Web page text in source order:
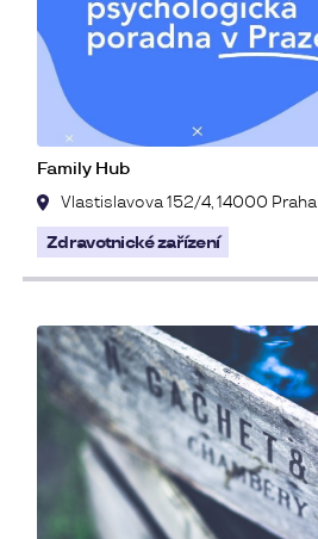
Family Hub
Vlastislavova 152/4, 14000 Praha
Zdravotnické zařízení